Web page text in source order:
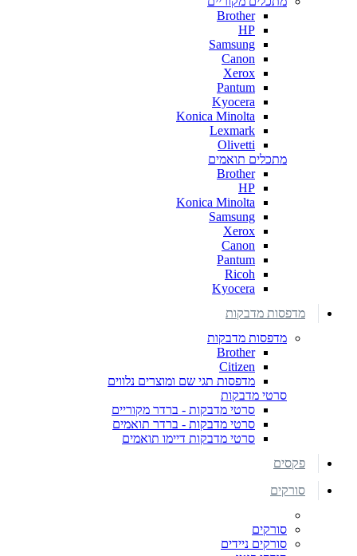
Brother
HP
Samsung
Canon
Xerox
Pantum
Kyocera
Konica Minolta
Lexmark
Olivetti
מתכלים תואמים
Brother
HP
Konica Minolta
Samsung
Xerox
Canon
Pantum
Ricoh
Kyocera
מדפסות מדבקות
מדפסות מדבקות
Brother
Citizen
מדפסות תגי שם ומוצרים נלווים
סרטי מדבקות
סרטי מדבקות - ברדר מקוריים
סרטי מדבקות - ברדר תואמים
סרטי מדבקות דיימו תואמים
פקסים
סורקים
סורקים
סורקים ניידים